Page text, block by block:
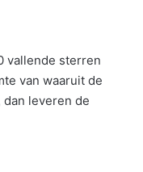
vallende sterren
van waaruit de
leveren de